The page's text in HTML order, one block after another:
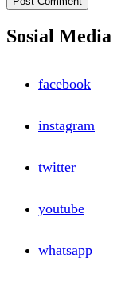
Sosial Media
facebook
instagram
twitter
youtube
whatsapp